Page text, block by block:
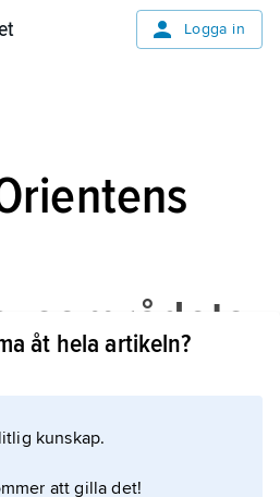
Logga in
åt hela artikeln?
kunskap.
att gilla det!